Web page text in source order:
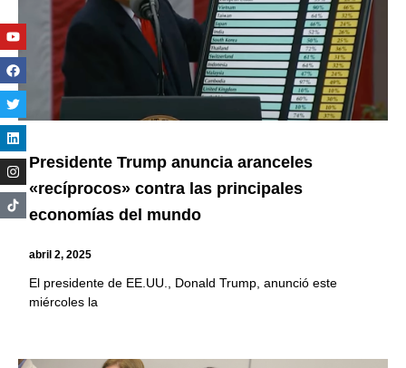
Presidente Trump anuncia aranceles
«recíprocos» contra las principales
economías del mundo
abril 2, 2025
El presidente de EE.UU., Donald Trump, anunció este
miércoles la
Youtube
Facebook
Twitter
Linkedin
Instagram